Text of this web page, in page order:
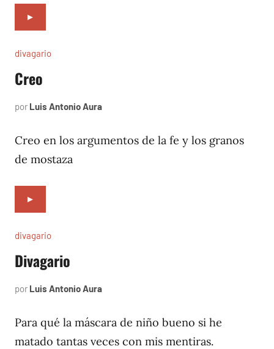
►
divagario
Creo
por Luis Antonio Aura
1996
Creo en los argumentos de la fe y los granos
de mostaza
►
divagario
Divagario
por Luis Antonio Aura
1996
Para qué la máscara de niño bueno si he
matado tantas veces con mis mentiras.